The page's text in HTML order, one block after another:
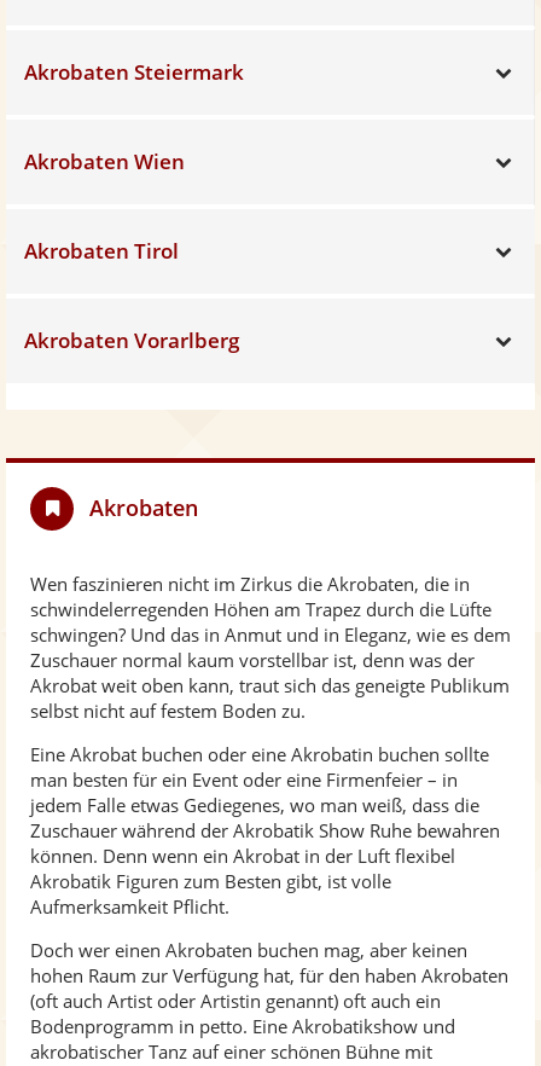
Akrobaten Steiermark
Akrobaten Wien
Akrobaten Tirol
Akrobaten Vorarlberg
Akrobaten
Wen faszinieren nicht im Zirkus die Akrobaten, die in
schwindelerregenden Höhen am Trapez durch die Lüfte
schwingen? Und das in Anmut und in Eleganz, wie es dem
Zuschauer normal kaum vorstellbar ist, denn was der
Akrobat weit oben kann, traut sich das geneigte Publikum
selbst nicht auf festem Boden zu.
Eine Akrobat buchen oder eine Akrobatin buchen sollte
man besten für ein Event oder eine Firmenfeier – in
jedem Falle etwas Gediegenes, wo man weiß, dass die
Zuschauer während der Akrobatik Show Ruhe bewahren
können. Denn wenn ein Akrobat in der Luft flexibel
Akrobatik Figuren zum Besten gibt, ist volle
Aufmerksamkeit Pflicht.
Doch wer einen Akrobaten buchen mag, aber keinen
hohen Raum zur Verfügung hat, für den haben Akrobaten
(oft auch Artist oder Artistin genannt) oft auch ein
Bodenprogramm in petto. Eine Akrobatikshow und
akrobatischer Tanz auf einer schönen Bühne mit